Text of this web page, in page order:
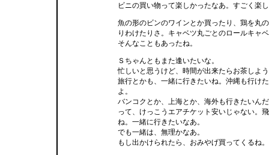
ビニの買い物って楽しかったなあ。すごく楽
魚の形のビンのワインとか買ったり、鶏を丸
りわけたりさ。キャベツ丸ごとのロールキャ
そんなこともあったね。
Ｓちゃんともまた逢いたいな。
忙しいと思うけど、時間が出来たらお茶しよ
旅行とかも、一緒に行きたいね。沖縄も行け
よ。
バンコクとか、上海とか、海外も行きたいん
って、けっこうエアチケット安いじゃない。
ね。一緒に行きたいなあ。
でも一緒は、無理かなあ。
もし出かけられたら、おみやげ買ってくるね。